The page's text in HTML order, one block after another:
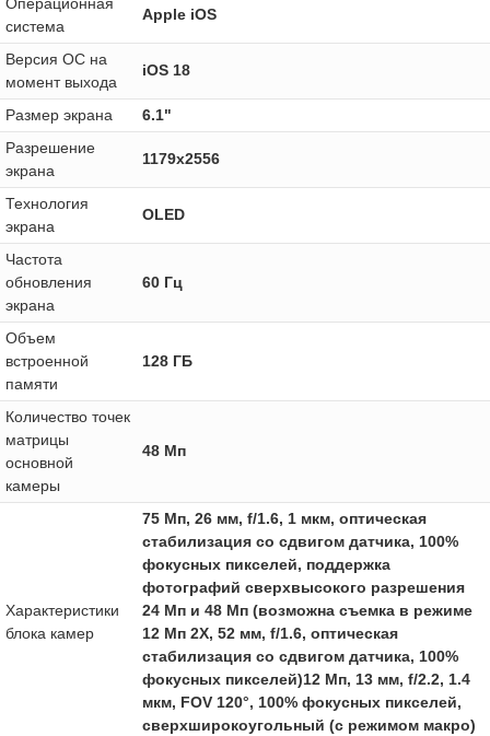
система
Apple iOS
Версия ОС на
момент выхода
iOS 18
Размер экрана
6.1"
Разрешение
экрана
1179x2556
Технология
экрана
OLED
Частота
обновления
экрана
60 Гц
Объем
встроенной
памяти
128 ГБ
Количество точек
матрицы
основной
камеры
48 Мп
Характеристики
блока камер
75 Мп, 26 мм, f/1.6, 1 мкм, оптическая
стабилизация со сдвигом датчика, 100%
фокусных пикселей, поддержка
фотографий сверхвысокого разрешения
24 Мп и 48 Мп (возможна съемка в режиме
12 Мп 2X, 52 мм, f/1.6, оптическая
стабилизация со сдвигом датчика, 100%
фокусных пикселей)12 Мп, 13 мм, f/2.2, 1.4
мкм, FOV 120°, 100% фокусных пикселей,
сверхширокоугольный (с режимом макро)